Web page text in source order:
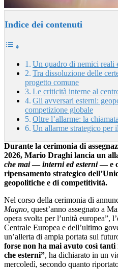
Indice dei contenuti
Un quadro di nemici reali
Tra dissoluzione delle
progetto comune
Le criticità interne al
Gli avversari esterni:
competizione globale
Oltre l’allarme: la
Un allarme strategico per
Durante la cerimonia di
2026, Mario Draghi lancia un
che mai—interni ed esterni— e
ripensamento strategico
geopolitiche e di competitività.
Nel corso della cerimonia di
Magno, quest’anno assegnato a
opera svolta per l’unità europea”,
Centrale Europea e dell’ultimo
un’allerta di ampia portata sul
forse non ha mai avuto così
che esterni”, ha dichiarato in un
mercoledì, secondo quanto